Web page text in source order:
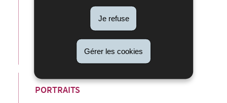
Je refuse
Gérer les cookies
Compte-rendu (FR) - (EN)
) - ( EN)
Programme culturel (FR) - (
Liste des participants
PORTRAITS